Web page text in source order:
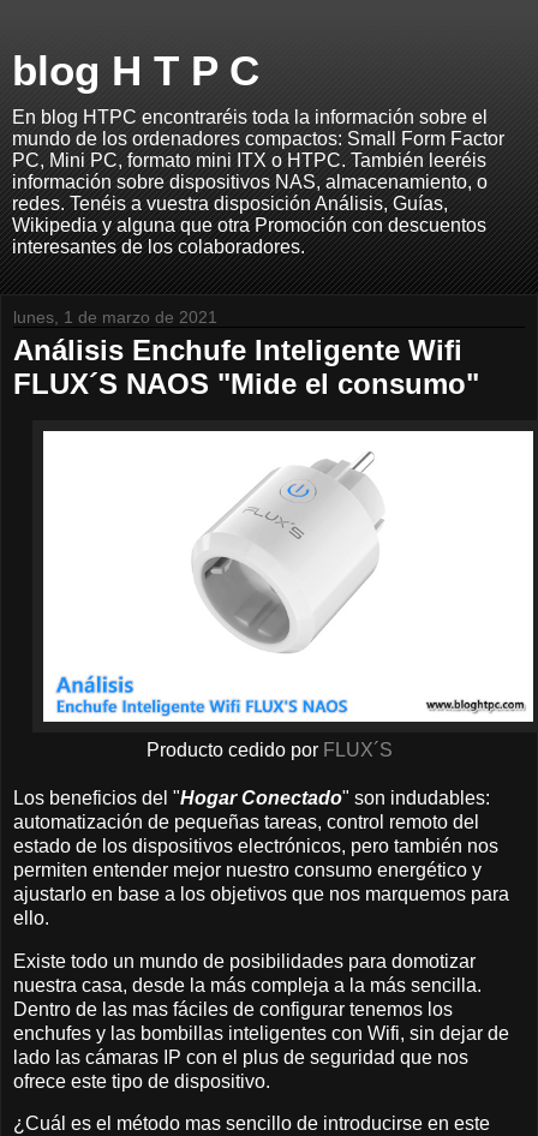
blog H T P C
En blog HTPC encontraréis toda la información sobre el
mundo de los ordenadores compactos: Small Form Factor
PC, Mini PC, formato mini ITX o HTPC. También leeréis
información sobre dispositivos NAS, almacenamiento, o
redes. Tenéis a vuestra disposición Análisis, Guías,
Wikipedia y alguna que otra Promoción con descuentos
interesantes de los colaboradores.
lunes, 1 de marzo de 2021
Análisis Enchufe Inteligente Wifi
FLUX´S NAOS "Mide el consumo"
Producto cedido por FLUX´S
Los beneficios del "Hogar Conectado" son indudables:
automatización de pequeñas tareas, control remoto del
estado de los dispositivos electrónicos, pero también nos
permiten entender mejor nuestro consumo energético y
ajustarlo en base a los objetivos que nos marquemos para
ello.
Existe todo un mundo de posibilidades para domotizar
nuestra casa, desde la más compleja a la más sencilla.
Dentro de las mas fáciles de configurar tenemos los
enchufes y las bombillas inteligentes con Wifi, sin dejar de
lado las cámaras IP con el plus de seguridad que nos
ofrece este tipo de dispositivo.
¿Cuál es el método mas sencillo de introducirse en este